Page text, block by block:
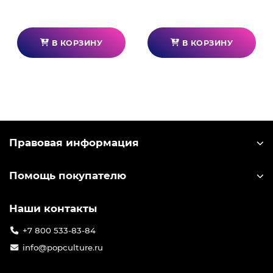
В КОРЗИНУ В КОРЗИНУ
Правовая информация
Помощь покупателю
Наши контакты
+7 800 533-83-84
info@popculture.ru